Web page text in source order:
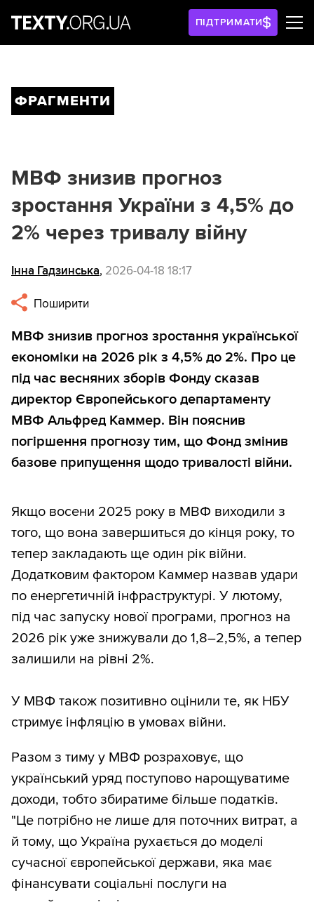
ПІДТРИМАТИ
ФРАГМЕНТИ
МВФ знизив прогноз
зростання України з 4,5% до
2% через тривалу війну
Інна Гадзинська, 2026-04-18 18:17
Поширити
МВФ знизив прогноз зростання української
економіки на 2026 рік з 4,5% до 2%. Про це
під час весняних зборів Фонду сказав
директор Європейського департаменту
МВФ Альфред Каммер. Він пояснив
погіршення прогнозу тим, що Фонд змінив
базове припущення щодо тривалості війни.
Якщо восени 2025 року в МВФ виходили з
того, що вона завершиться до кінця року, то
тепер закладають ще один рік війни.
Додатковим фактором Каммер назвав удари
по енергетичній інфраструктурі. У лютому,
під час запуску нової програми, прогноз на
2026 рік уже знижували до 1,8–2,5%, а тепер
залишили на рівні 2%.
У МВФ також позитивно оцінили те, як НБУ
стримує інфляцію в умовах війни.
Разом з тиму у МВФ розраховує, що
український уряд поступово нарощуватиме
доходи, тобто збиратиме більше податків.
"Це потрібно не лише для поточних витрат, а
й тому, що Україна рухається до моделі
сучасної європейської держави, яка має
фінансувати соціальні послуги на